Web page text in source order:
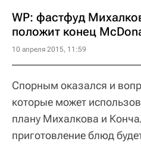
WP: фастфуд
положит конец
10 апреля 2015, 11:59
Спорным оказался и
которые может
плану Михалкова и
приготовление блюд